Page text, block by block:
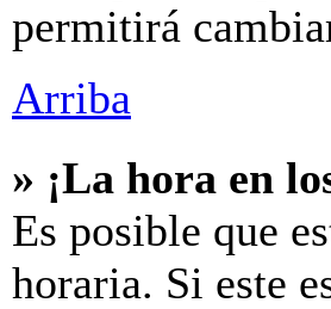
permitirá
Arriba
» ¡La hora en
Es posible que
horaria. Si este